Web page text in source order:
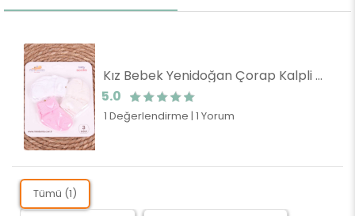
Kız Bebek Yenidoğan Çorap Kalpli 3 lü Karışık Renk (0-3 Ay)
5.0
1 Değerlendirme | 1 Yorum
Tümü (1)